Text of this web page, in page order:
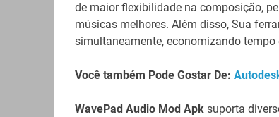
de maior flexibilidade na composição,
músicas melhores. Além disso, Sua
simultaneamente, economizando tempo
Você também Pode Gostar De:
WavePad Audio Mod Apk suporta